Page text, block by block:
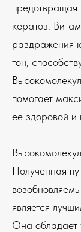
кератоз.
раздражения
тон,
помогает
ее здоровой и
Полученная
является
Она обладает